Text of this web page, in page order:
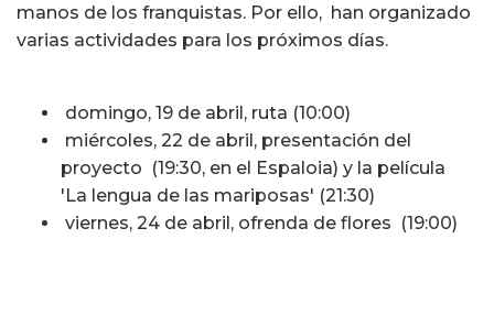
manos de los franquistas. Por ello, han organizado
varias actividades para los próximos días.
domingo, 19 de abril, ruta (10:00)
miércoles, 22 de abril, presentación del
proyecto (19:30, en el Espaloia) y la película
'La lengua de las mariposas' (21:30)
viernes, 24 de abril, ofrenda de flores (19:00)